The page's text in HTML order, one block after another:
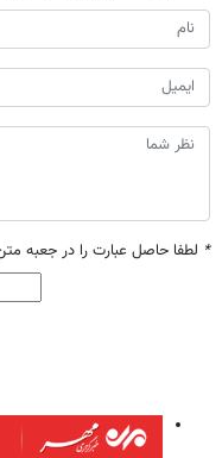
* لطفا حاصل عبارت را در جعبه